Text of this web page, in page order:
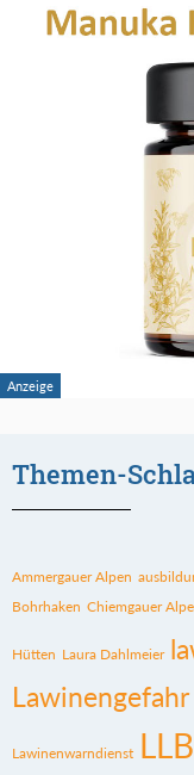
Themen-
Ammergauer Alpen
Bohrhaken Chiemgauer
Hütten Laura Dahlmeier
Lawinengefahr
Lawinenwarndienst LLB